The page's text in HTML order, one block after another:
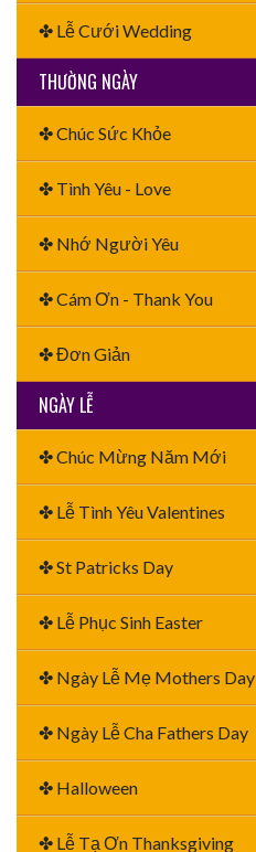
✤ Lễ Cưới Wedding
THƯỜNG NGÀY
✤ Chúc Sức Khỏe
✤ Tình Yêu - Love
✤ Nhớ Người Yêu
✤ Cám Ơn - Thank You
✤ Đơn Giản
NGÀY LỄ
✤ Chúc Mừng Năm Mới
✤ Lễ Tình Yêu Valentines
✤ St Patricks Day
✤ Lễ Phục Sinh Easter
✤ Ngày Lễ Mẹ Mothers Day
✤ Ngày Lễ Cha Fathers Day
✤ Halloween
✤ Lễ Tạ Ơn Thanksgiving